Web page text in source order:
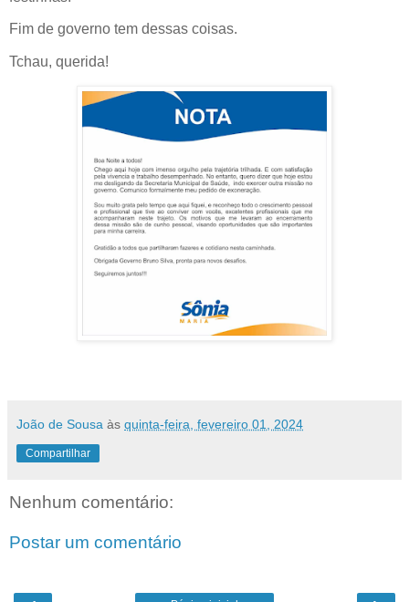
Fim de governo tem dessas coisas.
Tchau, querida!
João de Sousa às quinta-feira, fevereiro 01, 2024
Compartilhar
Nenhum comentário:
Postar um comentário